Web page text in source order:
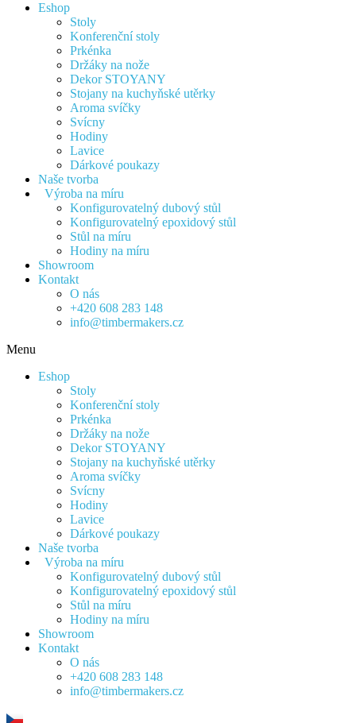
Eshop
Stoly
Konferenční stoly
Prkénka
Držáky na nože
Dekor STOYANY
Stojany na kuchyňské utěrky
Aroma svíčky
Svícny
Hodiny
Lavice
Dárkové poukazy
Naše tvorba
Výroba na míru
Konfigurovatelný dubový stůl
Konfigurovatelný epoxidový stůl
Stůl na míru
Hodiny na míru
Showroom
Kontakt
O nás
+420 608 283 148
info@timbermakers.cz
Menu
Eshop
Stoly
Konferenční stoly
Prkénka
Držáky na nože
Dekor STOYANY
Stojany na kuchyňské utěrky
Aroma svíčky
Svícny
Hodiny
Lavice
Dárkové poukazy
Naše tvorba
Výroba na míru
Konfigurovatelný dubový stůl
Konfigurovatelný epoxidový stůl
Stůl na míru
Hodiny na míru
Showroom
Kontakt
O nás
+420 608 283 148
info@timbermakers.cz